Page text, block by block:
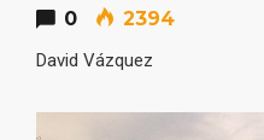
0 2394
David Vázquez